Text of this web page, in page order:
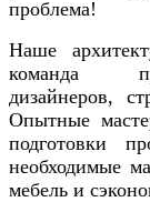
проблема!
Наше
команда
дизайнеров,
Опытные
подготовки
необходимые
мебель и